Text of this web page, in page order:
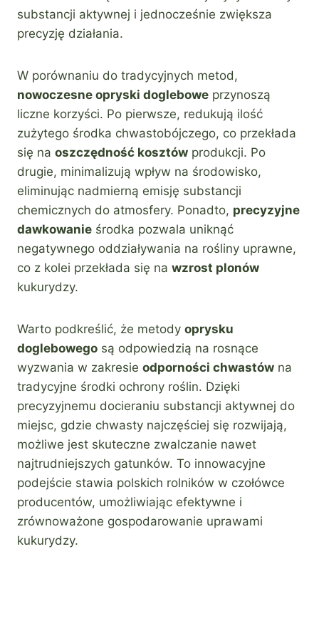
substancji aktywnej i jednocześnie zwiększa
precyzję działania.
W porównaniu do tradycyjnych metod,
nowoczesne opryski doglebowe przynoszą
liczne korzyści. Po pierwsze, redukują ilość
zużytego środka chwastobójczego, co przekłada
się na oszczędność kosztów produkcji. Po
drugie, minimalizują wpływ na środowisko,
eliminując nadmierną emisję substancji
chemicznych do atmosfery. Ponadto, precyzyjne
dawkowanie środka pozwala uniknąć
negatywnego oddziaływania na rośliny uprawne,
co z kolei przekłada się na wzrost plonów
kukurydzy.
Warto podkreślić, że metody oprysku
doglebowego są odpowiedzią na rosnące
wyzwania w zakresie odporności chwastów na
tradycyjne środki ochrony roślin. Dzięki
precyzyjnemu docieraniu substancji aktywnej do
miejsc, gdzie chwasty najczęściej się rozwijają,
możliwe jest skuteczne zwalczanie nawet
najtrudniejszych gatunków. To innowacyjne
podejście stawia polskich rolników w czołówce
producentów, umożliwiając efektywne i
zrównoważone gospodarowanie uprawami
kukurydzy.